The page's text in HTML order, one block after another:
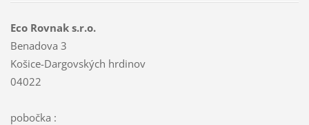
Eco Rovnak s.r.o.
Benadova 3
Košice-Dargovských hrdinov
04022
pobočka :